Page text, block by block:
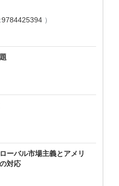
9784425394 ）
ーバル市場主義とアメリ
対応